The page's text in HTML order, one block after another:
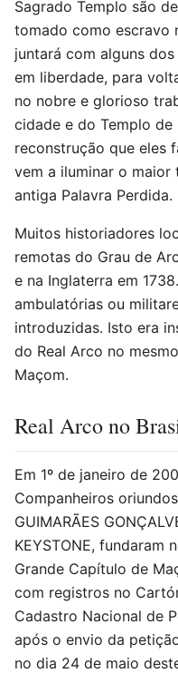
Sagrado Templo são
tomado como escravo
juntará com alguns
em liberdade, para
no nobre e glorioso
cidade e do Templo de
reconstrução que eles
vem a iluminar o maior
antiga Palavra Perdida.
Muitos historiadores
remotas do Grau de
e na Inglaterra em
ambulatórias ou
introduzidas. Isto era
do Real Arco no
Maçom.
Real Arco no
Em 1º de janeiro de
Companheiros
GUIMARÃES
KEYSTONE, fundaram
Grande Capítulo de
com registros no
Cadastro Nacional de
após o envio da
no dia 24 de maio